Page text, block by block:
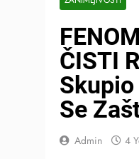
ČISTI
Skupio
Se
Admin 4